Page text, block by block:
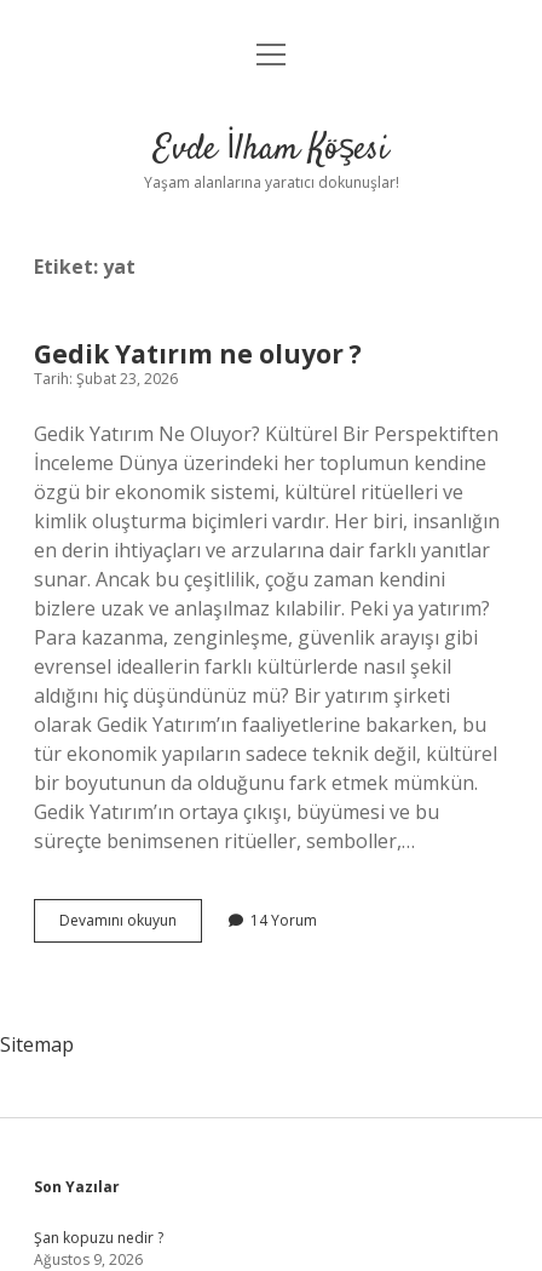
Anasayfa
Yasal Uyarı
menüyü
Evde İlham Köşesi
Yaşam alanlarına yaratıcı dokunuşlar!
Etiket:yat
Gedik Yatırım ne oluyor ?
Tarih: Şubat 23, 2026
Gedik Yatırım Ne Oluyor? Kültürel Bir Perspektiften
İnceleme Dünya üzerindeki her toplumun kendine
özgü bir ekonomik sistemi, kültürel ritüelleri ve
kimlik oluşturma biçimleri vardır. Her biri, insanlığın
en derin ihtiyaçları ve arzularına dair farklı yanıtlar
sunar. Ancak bu çeşitlilik, çoğu zaman kendini
bizlere uzak ve anlaşılmaz kılabilir. Peki ya yatırım?
Para kazanma, zenginleşme, güvenlik arayışı gibi
evrensel ideallerin farklı kültürlerde nasıl şekil
aldığını hiç düşündünüz mü? Bir yatırım şirketi
olarak Gedik Yatırım’ın faaliyetlerine bakarken, bu
tür ekonomik yapıların sadece teknik değil, kültürel
bir boyutunun da olduğunu fark etmek mümkün.
Gedik Yatırım’ın ortaya çıkışı, büyümesi ve bu
süreçte benimsenen ritüeller, semboller,…
Devamını okuyun
Yatırım
14 Yorum
Sitemap
Sidebar
Son Yazılar
Şan kopuzu nedir ?
Ağustos 9, 2026